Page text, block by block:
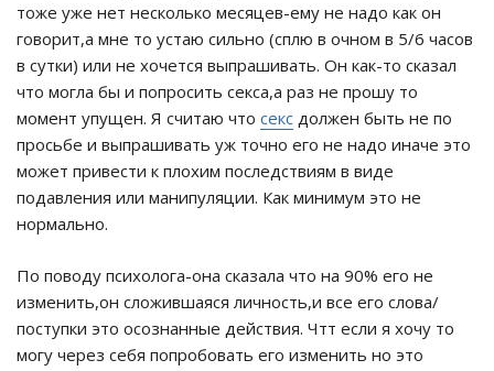
тоже уже нет несколько месяцев-ему не надо как он
говорит,а мне то устаю сильно (сплю в очном в 5/6 часов
в сутки) или не хочется выпрашивать. Он как-то сказал
что могла бы и попросить секса,а раз не прошу то
момент упущен. Я считаю что секс должен быть не по
просьбе и выпрашивать уж точно его не надо иначе это
может привести к плохим последствиям в виде
подавления или манипуляции. Как минимум это не
нормально.
По поводу психолога-она сказала что на 90% его не
изменить,он сложившаяся личность,и все его слова/
поступки это осознанные действия. Чтт если я хочу то
могу через себя попробовать его изменить но это